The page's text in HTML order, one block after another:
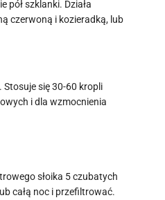
pół szklanki. Działa
czerwoną i kozieradką, lub
się 30-60 kropli
i dla wzmocnienia
słoika 5 czubatych
całą noc i przefiltrować.